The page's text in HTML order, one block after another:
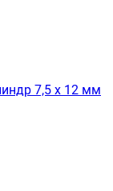
7,5 х 12 мм